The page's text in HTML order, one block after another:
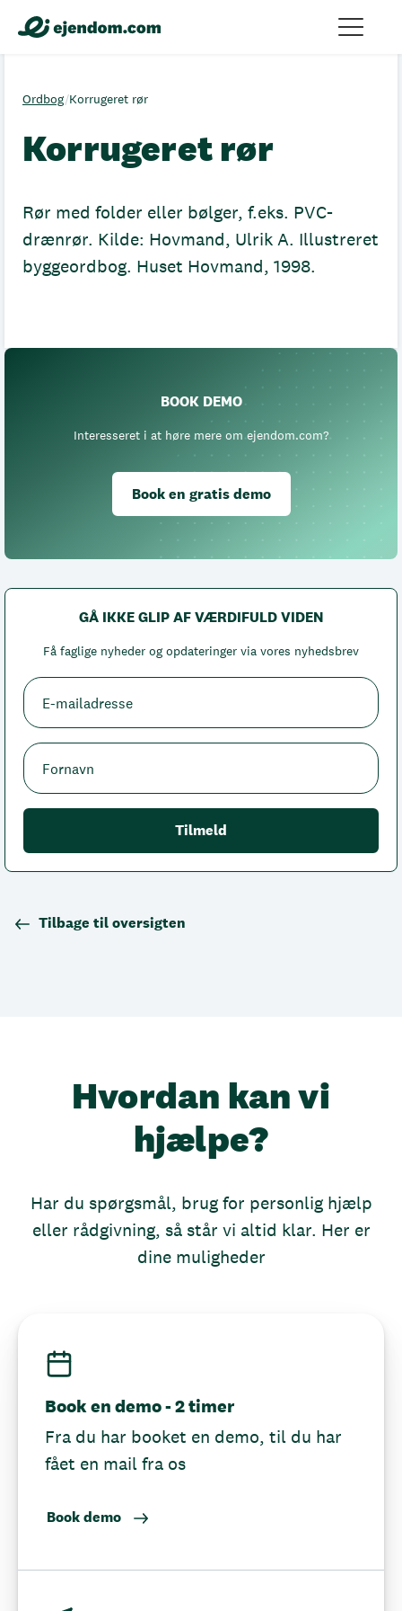
Ordbog/Korrugeret rør
Korrugeret rør
Rør med folder eller bølger, f.eks. PVC-
drænrør. Kilde: Hovmand, Ulrik A. Illustreret
byggeordbog. Huset Hovmand, 1998.
BOOK DEMO
Interesseret i at høre mere om ejendom.com?
Book en gratis demo
GÅ IKKE GLIP AF VÆRDIFULD VIDEN
Få faglige nyheder og opdateringer via vores nyhedsbrev
Tilbage til oversigten
Hvordan kan vi
hjælpe?
Har du spørgsmål, brug for personlig hjælp
eller rådgivning, så står vi altid klar. Her er
dine muligheder
Book en demo - 2 timer
Fra du har booket en demo, til du har
fået en mail fra os
Book demo